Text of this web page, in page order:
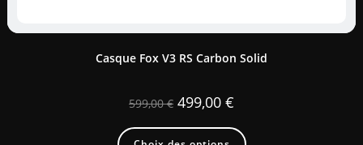
Casque Fox V3 RS Carbon Solid
599,00€ 499,00 €